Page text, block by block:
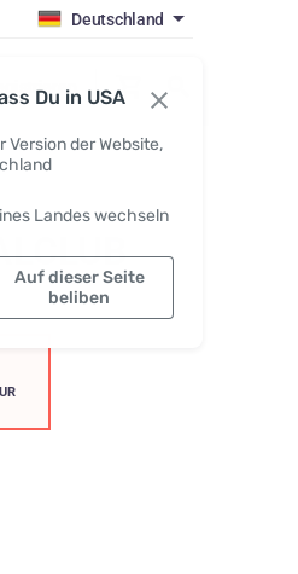
Du in USA
der Website,
Landes wechseln
Auf dieser Seite
beliben
Deutschland